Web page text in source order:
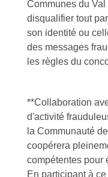
Communes du
disqualifier tout
son identité ou
des messages
les règles du
**Collaboration
d'activité
la Communauté
coopérera
compétentes pour
En participant à